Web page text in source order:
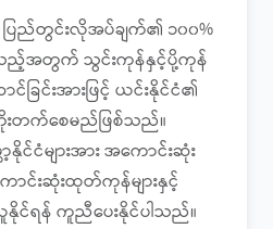
ည်တွင်းလိုအပ်ချက်၏ ၁၀၀%
ည့်အတွက် သွင်းကုန်နှင့်ပို့ကုန်
င်ခြင်းအားဖြင့် ယင်းနိုင်ငံ၏
က်စေမည်ဖြစ်သည်။
င်ငံများအား အကောင်းဆုံး
ောင်းဆုံးထုတ်ကုန်များနှင့်
နိုင်ရန် ကူညီပေးနိုင်ပါသည်။